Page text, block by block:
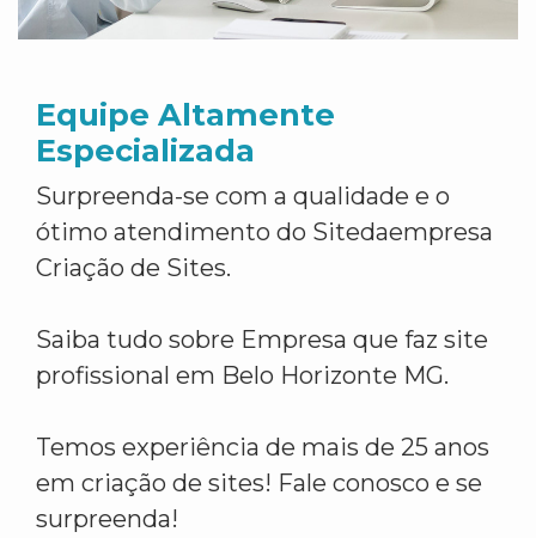
Equipe Altamente
Especializada
Surpreenda-se com a qualidade e o
ótimo atendimento do Sitedaempresa
Criação de Sites.
Saiba tudo sobre Empresa que faz site
profissional em Belo Horizonte MG.
Temos experiência de mais de 25 anos
em criação de sites! Fale conosco e se
surpreenda!